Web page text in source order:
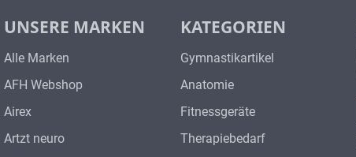
rechteckigen Kanten aus
geschlossenzelligem
Spezialschaumstoff wasser- und
dem Sanitized®-Verfahren
UNSERE MARKEN
Alle Marken
AFH Webshop
Airex
Artzt neuro
KATEGORIEN
Gymnastikartikel
Anatomie
Fitnessgeräte
Therapiebedarf